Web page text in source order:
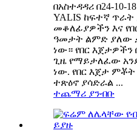
በአስተዳዳሪ በ24-10-18
YALIS ከፍተኛ ጥራት
መቆለፊያዎችን እና
ዓመታት ልምድ ያለው
ነው። የበር
ጊዜ የማይታለፈው
ነው. የበር እጀታ
ተጽዕኖ ያሳድራል ...
ተጨማሪ ያንብቡ